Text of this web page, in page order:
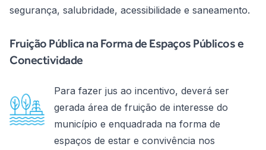
segurança, salubridade, acessibilidade e saneamento.
Fruição Pública na Forma de Espaços Públicos e
Conectividade
Para fazer jus ao incentivo, deverá ser
gerada área de fruição de interesse do
município e enquadrada na forma de
espaços de estar e convivência nos